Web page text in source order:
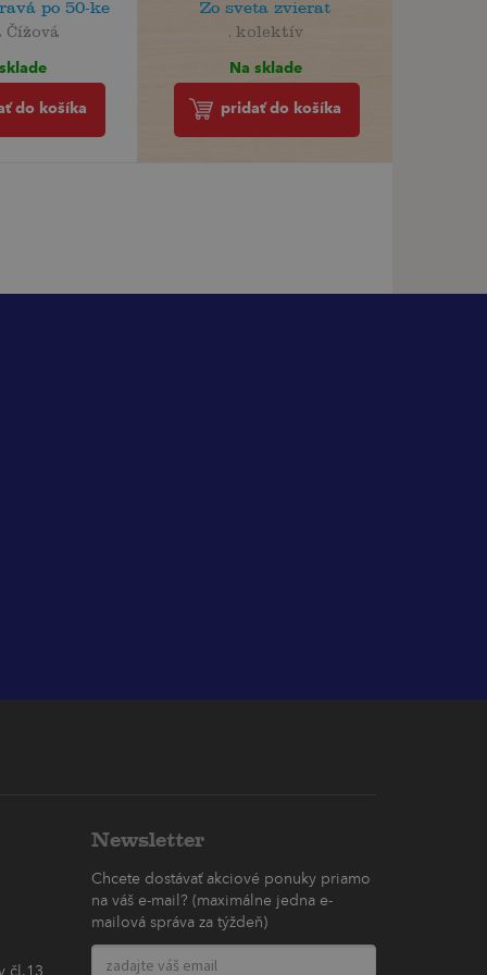
po 50-ke
Čížová
do košíka
Zo sveta zvierat
. kolektív
Na sklade
pridať do košíka
čl.13
Newsletter
Chcete dostávať akciové ponuky priamo
na váš e-mail? (maximálne jedna e-
mailová správa za týždeň)